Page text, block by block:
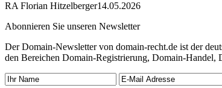
RA Florian Hitzelberger14.05.2026
Abonnieren Sie unseren Newsletter
Der Domain-Newsletter von domain-recht.de ist der
den Bereichen Domain-Registrierung, Domain-